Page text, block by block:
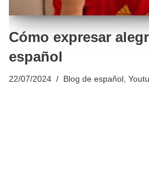
Cómo expresar
español
22/07/2024 Blog de español ,